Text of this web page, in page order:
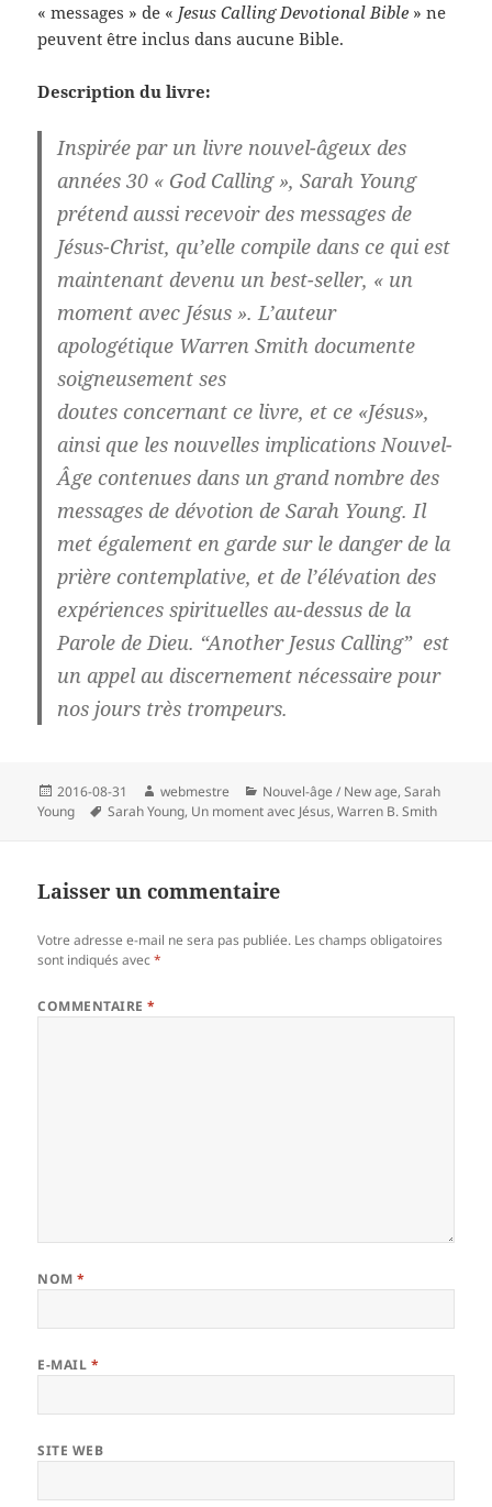
« messages » de « Jesus Calling Devotional Bible » ne
peuvent être inclus dans aucune Bible.
Description du livre:
Inspirée par un livre nouvel-âgeux des
années 30 « God Calling », Sarah Young
prétend aussi recevoir des messages de
Jésus-Christ, qu’elle compile dans ce qui est
maintenant devenu un best-seller, « un
moment avec Jésus ». L’auteur
apologétique Warren Smith documente
soigneusement ses
doutes concernant ce livre, et ce «Jésus»,
ainsi que les nouvelles implications Nouvel-
Âge contenues dans un grand nombre des
messages de dévotion de Sarah Young. Il
met également en garde sur le danger de la
prière contemplative, et de l’élévation des
expériences spirituelles au-dessus de la
Parole de Dieu. “Another Jesus Calling” est
un appel au discernement nécessaire pour
nos jours très trompeurs.
Publié
le
2016-08-31 Auteur
webmestre Catégories
Nouvel-âge / New age,Sarah
Young
Mots-
Sarah Young, Un moment avec Jésus,Warren B. Smith
Laisser un commentaire
Votre adresse e-mail ne sera pas publiée. Les champs obligatoires
sont indiqués avec*
COMMENTAIRE*
NOM*
E-MAIL *
SITE WEB